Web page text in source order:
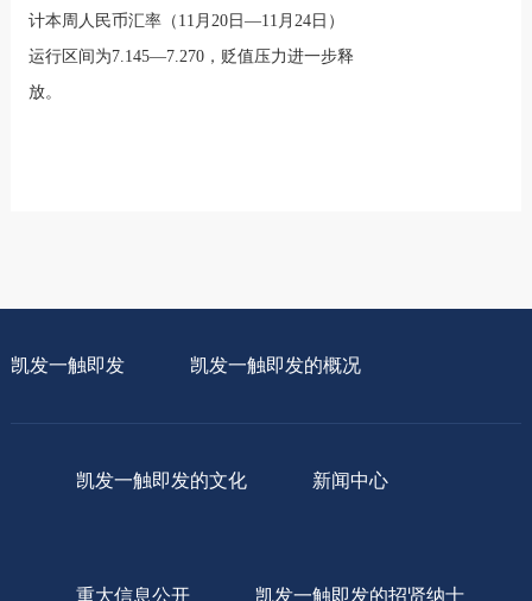
计本周人民币汇率（11月20日—11月24日）
运行区间为7.145—7.270，贬值压力进一步释
放。
凯发一触即发 凯发一触即发的概况
凯发一触即发的文化 新闻中心
重大信息公开 凯发一触即发的招贤纳士